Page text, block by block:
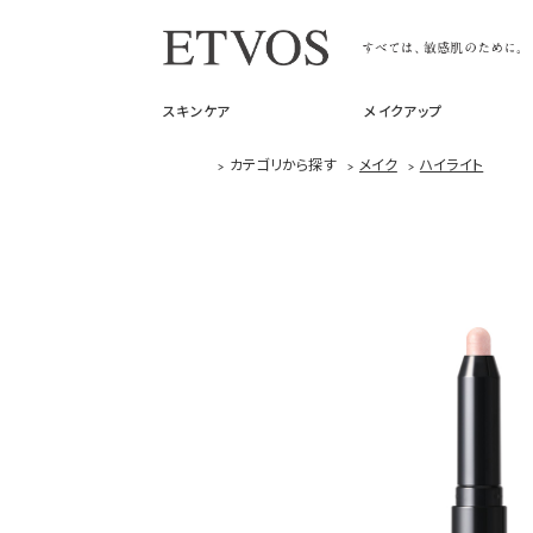
スキンケア メイクアップ
> カテゴリから探す > メイク > ハイライト